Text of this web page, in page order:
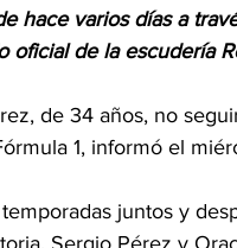
hace varios días a
oficial de la escudería
de 34 años, no
1, informó el
juntos y
Sergio Pérez y